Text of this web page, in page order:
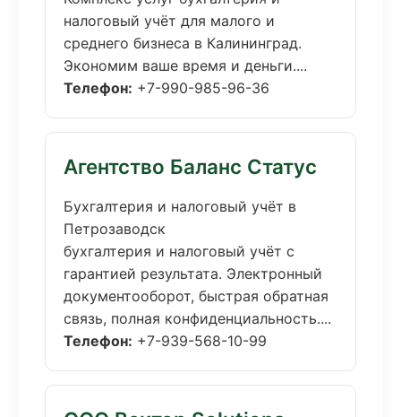
налоговый учёт для малого и
среднего бизнеса в Калининград.
Экономим ваше время и деньги....
Телефон: +7-990-985-96-36
Агентство Баланс Статус
Бухгалтерия и налоговый учёт в
Петрозаводск
бухгалтерия и налоговый учёт с
гарантией результата. Электронный
документооборот, быстрая обратная
связь, полная конфиденциальность....
Телефон: +7-939-568-10-99